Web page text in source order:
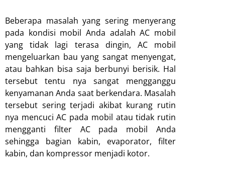
Beberapa masalah yang sering menyerang
pada kondisi mobil Anda adalah AC mobil
yang tidak lagi terasa dingin, AC mobil
mengeluarkan bau yang sangat menyengat,
atau bahkan bisa saja berbunyi berisik. Hal
tersebut tentu nya sangat mengganggu
kenyamanan Anda saat berkendara. Masalah
tersebut sering terjadi akibat kurang rutin
nya mencuci AC pada mobil atau tidak rutin
mengganti filter AC pada mobil Anda
sehingga bagian kabin, evaporator, filter
kabin, dan kompressor menjadi kotor.